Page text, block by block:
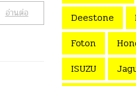
อ่านต่อ
Deestone
Foton
ISUZU